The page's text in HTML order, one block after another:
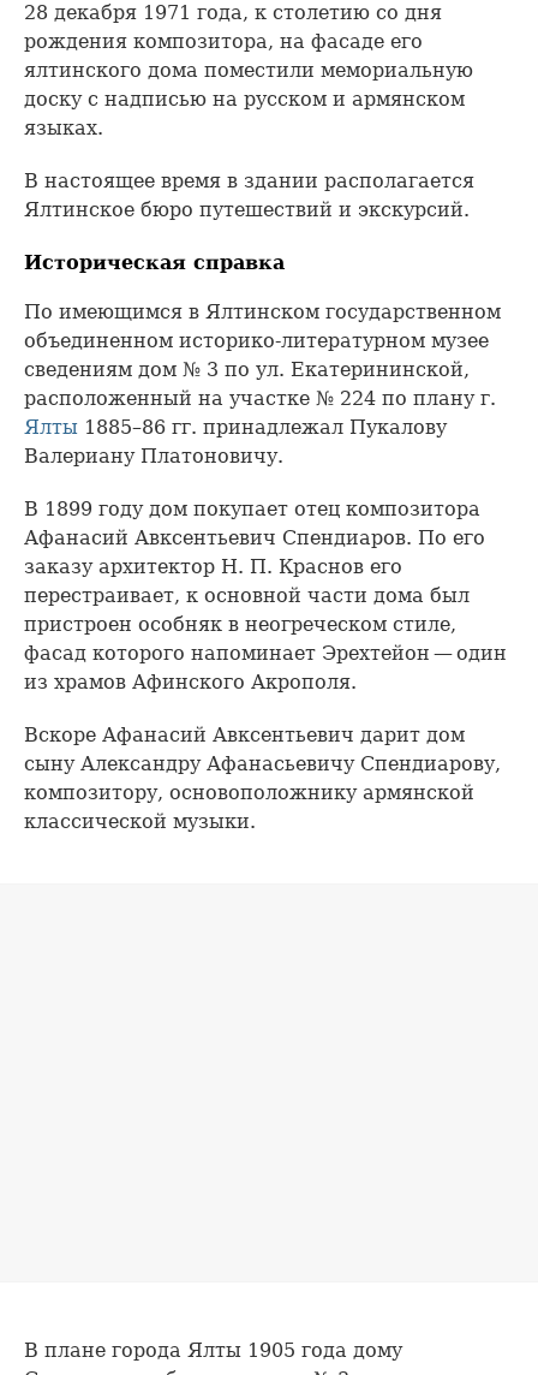
28 декабря 1971 года, к столетию со дня
рождения композитора, на фасаде его
ялтинского дома поместили мемориальную
доску с надписью на русском и армянском
языках.
В настоящее время в здании располагается
Ялтинское бюро путешествий и экскурсий.
Историческая справка
По имеющимся в Ялтинском государственном
объединенном историко-литературном музее
сведениям дом № 3 по ул. Екатерининской,
расположенный на участке № 224 по плану г.
Ялты 1885–86 гг. принадлежал Пукалову
Валериану Платоновичу.
В 1899 году дом покупает отец композитора
Афанасий Авксентьевич Спендиаров. По его
заказу архитектор Н. П. Краснов его
перестраивает, к основной части дома был
пристроен особняк в неогреческом стиле,
фасад которого напоминает Эрехтейон — один
из храмов Афинского Акрополя.
Вскоре Афанасий Авксентьевич дарит дом
сыну Александру Афанасьевичу Спендиарову,
композитору, основоположнику армянской
классической музыки.
В плане города Ялты 1905 года дому